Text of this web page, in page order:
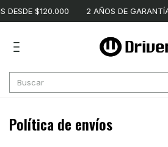
$120.000 2 AÑOS DE GARANTÍA
Política de envíos